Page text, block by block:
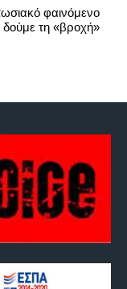
φαινόμενο
δούμε τη «βροχή»